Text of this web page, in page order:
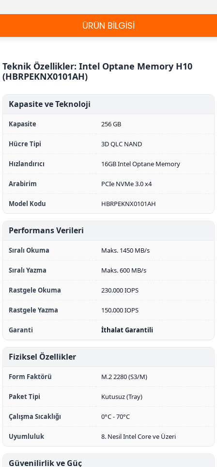
ÜRÜN BİLGİSİ
Teknik Özellikler: Intel Optane Memory H10
(HBRPEKNX0101AH)
Kapasite ve Teknoloji
Kapasite 256 GB
Hücre Tipi 3D QLC NAND
Hızlandırıcı 16GB Intel Optane Memory
Arabirim PCIe NVMe 3.0 x4
Model Kodu HBRPEKNX0101AH
Performans Verileri
Sıralı Okuma Maks. 1450 MB/s
Sıralı Yazma Maks. 600 MB/s
Rastgele Okuma 230.000 IOPS
Rastgele Yazma 150.000 IOPS
Garanti İthalat Garantili
Fiziksel Özellikler
Form Faktörü M.2 2280 (S3/M)
Paket Tipi Kutusuz (Tray)
Çalışma Sıcaklığı 0°C - 70°C
Uyumluluk 8. Nesil Intel Core ve Üzeri
Güvenilirlik ve Güç